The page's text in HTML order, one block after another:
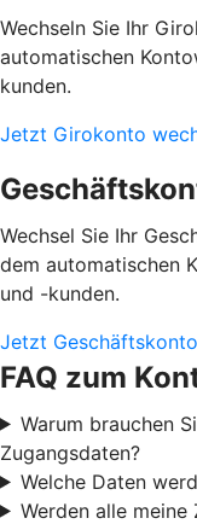
Wechseln Sie Ihr
automatischen
kunden.
Jetzt Girokonto
Wechsel Sie Ihr
dem automatischen
und -kunden.
Jetzt
FAQ zum
Warum brauchen
Zugangsdaten?
Welche Daten
Werden alle